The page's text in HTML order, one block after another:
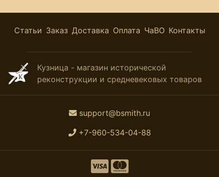
Статьи Заказ Доставка Оплата ЧаВО Контакты
Кузница - магазин исторической
реконструкции и средневековых товаров
support@bsmith.ru
+7-960-534-04-88